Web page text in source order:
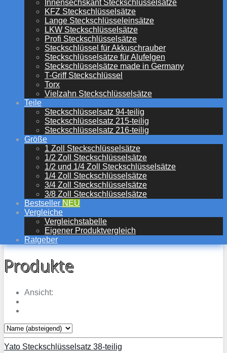
Innensechskant Steckschlüsselsätze
KFZ Steckschlüsselsätze
Lange Steckschlüsseleinsätze
LKW Steckschlüsselsätze
Profi Steckschlüsselsätze
Steckschlüssel für Akkuschrauber
Steckschlüsselsätze für Alufelgen
Steckschlüsselsätze made in Germany
T-Griff Steckschlüssel
Torx
Vielzahn Steckschlüsselsätze
Teile
Steckschlüsselsatz 94-teilig
Steckschlüsselsatz 215-teilig
Steckschlüsselsatz 216-teilig
Größe
1 Zoll Steckschlüsselsätze
1/2 Zoll Steckschlüsselsätze
1/2 und 1/4 Zoll Steckschlüsselsätze
1/4 Zoll Steckschlüsselsätze
3/4 Zoll Steckschlüsselsätze
3/8 Zoll Steckschlüsselsätze
Bestseller NEU
Vergleiche
Vergleichstabelle
Eigener Produktvergleich
Ratgeber
Produkte
Ansicht:
Yato Steckschlüsselsatz 38-teilig